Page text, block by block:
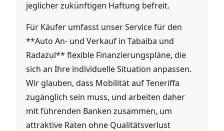
jeglicher zukünftigen Haftung befreit.
Für Käufer umfasst unser Service für den
**Auto An- und Verkauf in Tabaiba und
Radazul** flexible Finanzierungspläne, die
sich an Ihre individuelle Situation anpassen.
Wir glauben, dass Mobilität auf Teneriffa
zugänglich sein muss, und arbeiten daher
mit führenden Banken zusammen, um
attraktive Raten ohne Qualitätsverlust